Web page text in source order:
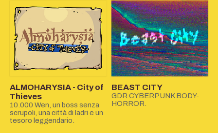
ALMOHARYSIA - City of
Thieves
10.000 Wen, un boss senza
scrupoli, una città di ladri e un
tesoro leggendario.
BEAST CITY
GDR CYBERPUNK BODY-
HORROR.